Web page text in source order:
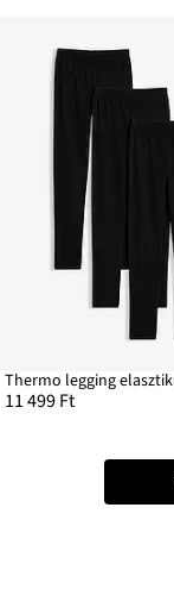
11 499 Ft